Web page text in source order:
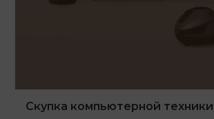
Скупка компьютерной техники